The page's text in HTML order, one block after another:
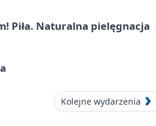
Piła. Naturalna pielęgnacja
Kolejne wydarzenia